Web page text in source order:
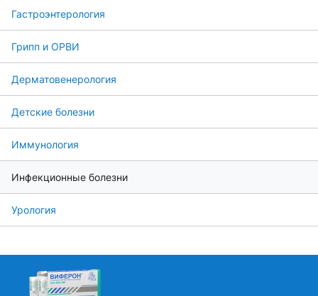
Гастроэнтерология
Грипп и ОРВИ
Дерматовенерология
Детские болезни
Иммунология
Инфекционные болезни
Урология